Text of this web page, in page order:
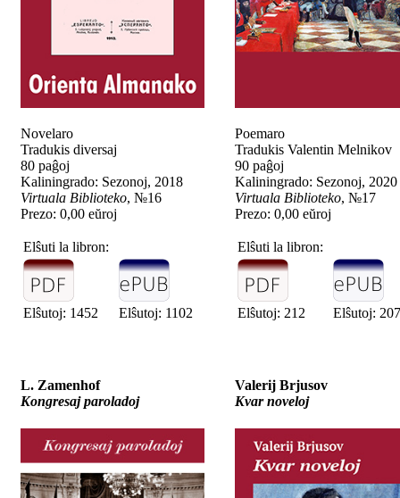
Novelaro
Tradukis diversaj
80 paĝoj
Kaliningrado: Sezonoj, 2018
Virtuala Biblioteko, №16
Prezo: 0,00 eŭroj
Elŝuti la libron:
Elŝutoj: 1452 Elŝutoj: 1102
Poemaro
Tradukis Valentin Melnikov
90 paĝoj
Kaliningrado: Sezonoj, 2020
Virtuala Biblioteko, №17
Prezo: 0,00 eŭroj
Elŝuti la libron:
Elŝutoj: 212 Elŝutoj: 207
L. Zamenhof
Kongresaj paroladoj
Valerij Brjusov
Kvar noveloj